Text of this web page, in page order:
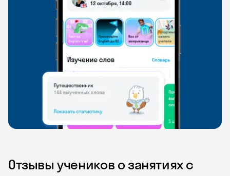
Отзывы учеников о занятиях с